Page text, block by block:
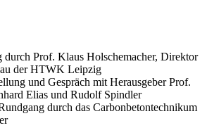
durch Prof. Klaus Holschemacher, Direktor
der HTWK Leipzig
und Gespräch mit Herausgeber Prof.
Elias und Rudolf Spindler
durch das Carbonbetontechnikum